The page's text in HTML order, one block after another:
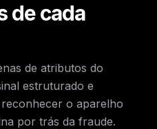
de cada
de atributos do
estruturado e
o aparelho
por trás da fraude.